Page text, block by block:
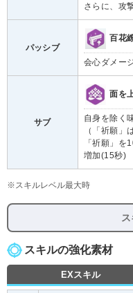
さらに、攻
パッシブ
百花
会心ダメー
サブ
面を
自身を除く
（「祈願」
「祈願」
増加(15秒)
※スキルレベル最大時
スキルの強化素材
EXスキル